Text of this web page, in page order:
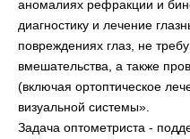
аномалиях рефракции и
диагностику и лечение
повреждениях глаз, не
вмешательства, а также
(включая ортоптическое
визуальной системы».
Задача оптометриста -